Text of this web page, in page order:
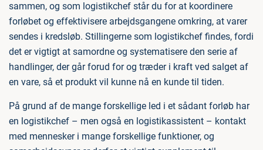
sammen, og som logistikchef står du for at koordinere
forløbet og effektivisere arbejdsgangene omkring, at varer
sendes i kredsløb. Stillingerne som logistikchef findes, fordi
det er vigtigt at samordne og systematisere den serie af
handlinger, der går forud for og træder i kraft ved salget af
en vare, så et produkt vil kunne nå en kunde til tiden.
På grund af de mange forskellige led i et sådant forløb har
en logistikchef – men også en logistikassistent – kontakt
med mennesker i mange forskellige funktioner, og